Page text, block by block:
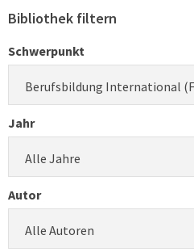
Bibliothek filtern
Schwerpunkt
Berufsbildung International
Jahr
Alle Jahre
Autor
Alle Autoren